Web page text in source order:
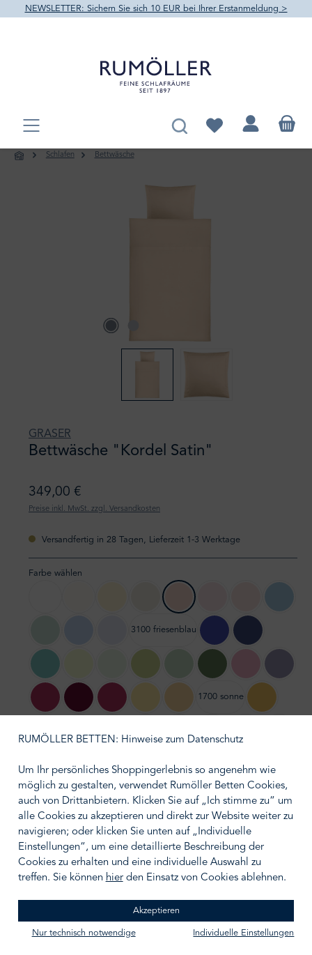
springen
NEWSLETTER: Sichern Sie sich 10 EUR bei Ihrer Erstanmeldung >
Du hast 0 Produkte
Schlafen Bettwäsche
GRASER
Bettwäsche "Kordel Satin"
349,00 €
Preise inkl. MwSt. zzgl. Versandkosten
Versandfertig in 28 Tagen, Lieferzeit 1-3 Werktage
Farbe wählen
5800 elfenbein5100 puder 5400 muschel
4000
3400 himmelblau
3500 bleu
3100 friesenblau
8000 lapis 3700 fjord
3600 meergrün 4500 lind 4900 pistazie4200 schilf4300 alpingrün2200 malve8700
2500 beaujolais8800 amaranth8200 beere1000 mais 1300 gold
1700 sonne
6800
1500 messing5200 apricot4400 bronze5700 terracotta
2700 mohn2300 rubin
7200 kaschmir1800 mandel7300 quarz6500 sphinx6600 chinchilla7700 caramel7500 nougat
6900 mondstein
6000 silber6700 platin8600 siam6200 ebenholz
Größe wählen auswählen
IN DEN WARENKORB
RUMÖLLER BETTEN: Hinweise zum Datenschutz
Um Ihr persönliches Shoppingerlebnis so angenehm wie
möglich zu gestalten, verwendet Rumöller Betten Cookies,
auch von Drittanbietern. Klicken Sie auf „Ich stimme zu“ um
alle Cookies zu akzeptieren und direkt zur Website weiter zu
navigieren; oder klicken Sie unten auf „Individuelle
Einstellungen“, um eine detaillierte Beschreibung der
Cookies zu erhalten und eine individuelle Auswahl zu
treffen. Sie können hierden Einsatz von Cookies ablehnen.
Akzeptieren
Nur technisch notwendige Individuelle Einstellungen